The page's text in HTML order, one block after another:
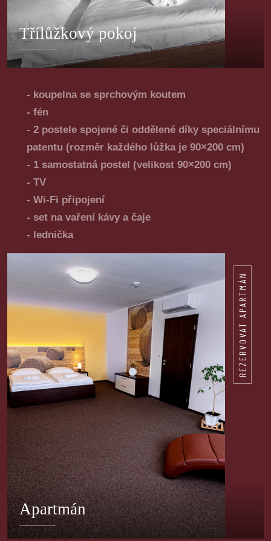
Třílůžkový pokoj
- koupelna se sprchovým koutem
- fén
- 2 postele spojené či oddělené díky speciálnímu
patentu (rozměr každého lůžka je 90×200 cm)
- 1 samostatná postel (velikost 90×200 cm)
- TV
- Wi-Fi připojení
- set na vaření kávy a čaje
- lednička
REZERVOVAT APARTMÁN
Apartmán